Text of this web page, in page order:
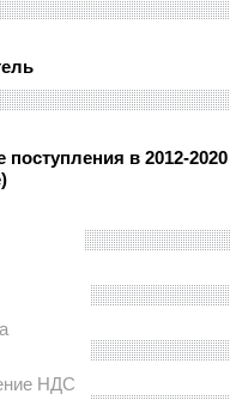
поступления в 2012-2020